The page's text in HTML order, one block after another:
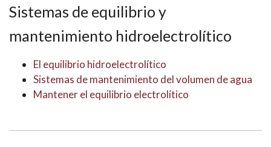
Sistemas de equilibrio y
mantenimiento hidroelectrolítico
El equilibrio hidroelectrolítico
Sistemas de mantenimiento del volumen de agua
Mantener el equilibrio electrolítico